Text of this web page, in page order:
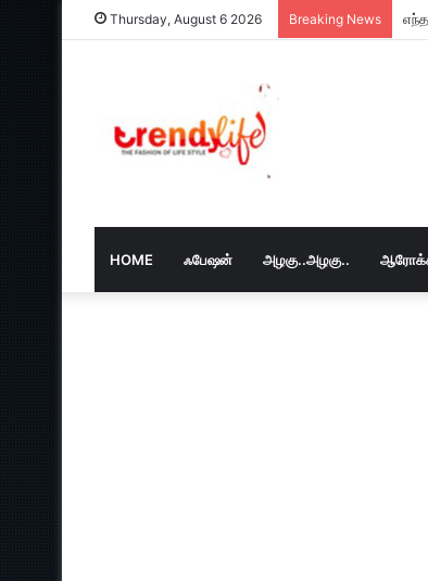
Thursday, August 6 2026 Breaking News
HOME ஃபேஷன் அழகு..அழகு..